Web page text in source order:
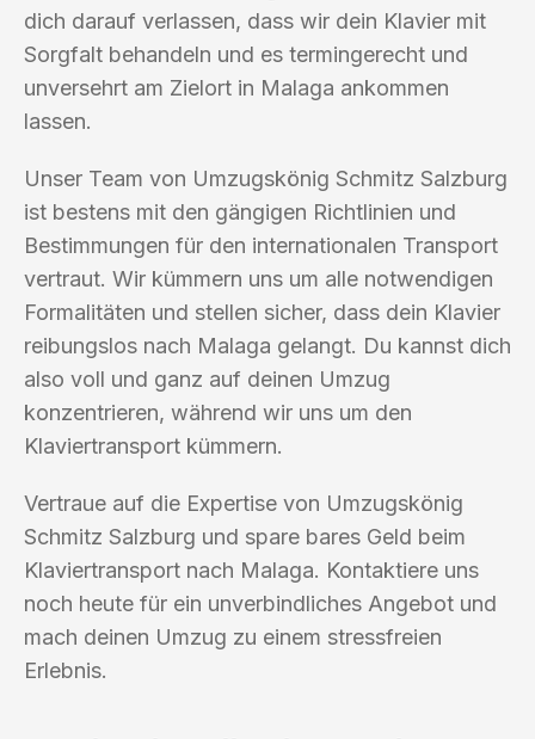
dich darauf verlassen, dass wir dein Klavier mit
Sorgfalt behandeln und es termingerecht und
unversehrt am Zielort in Malaga ankommen
lassen.
Unser Team von Umzugskönig Schmitz Salzburg
ist bestens mit den gängigen Richtlinien und
Bestimmungen für den internationalen Transport
vertraut. Wir kümmern uns um alle notwendigen
Formalitäten und stellen sicher, dass dein Klavier
reibungslos nach Malaga gelangt. Du kannst dich
also voll und ganz auf deinen Umzug
konzentrieren, während wir uns um den
Klaviertransport kümmern.
Vertraue auf die Expertise von Umzugskönig
Schmitz Salzburg und spare bares Geld beim
Klaviertransport nach Malaga. Kontaktiere uns
noch heute für ein unverbindliches Angebot und
mach deinen Umzug zu einem stressfreien
Erlebnis.